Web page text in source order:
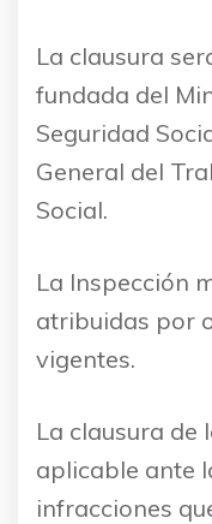
La clausura
fundada del
Seguridad
General del
Social.
La Inspección
atribuidas por
vigentes.
La clausura de
aplicable ante
infracciones